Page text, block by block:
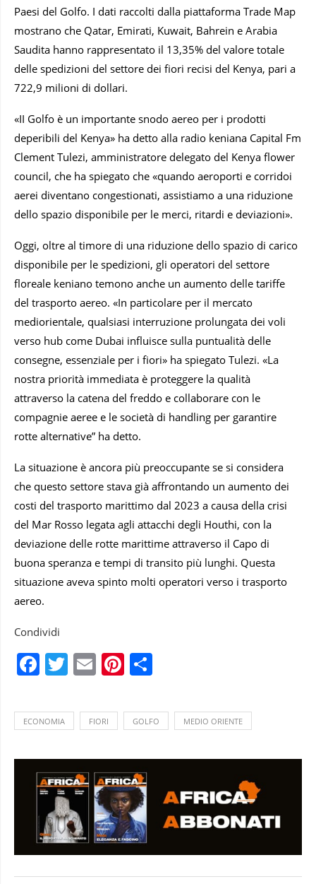
Paesi del Golfo. I dati raccolti dalla piattaforma Trade Map
mostrano che Qatar, Emirati, Kuwait, Bahrein e Arabia
Saudita hanno rappresentato il 13,35% del valore totale
delle spedizioni del settore dei fiori recisi del Kenya, pari a
722,9 milioni di dollari.
«II Golfo è un importante snodo aereo per i prodotti
deperibili del Kenya» ha detto alla radio keniana Capital Fm
Clement Tulezi, amministratore delegato del Kenya flower
council, che ha spiegato che «quando aeroporti e corridoi
aerei diventano congestionati, assistiamo a una riduzione
dello spazio disponibile per le merci, ritardi e deviazioni».
Oggi, oltre al timore di una riduzione dello spazio di carico
disponibile per le spedizioni, gli operatori del settore
floreale keniano temono anche un aumento delle tariffe
del trasporto aereo. «In particolare per il mercato
mediorientale, qualsiasi interruzione prolungata dei voli
verso hub come Dubai influisce sulla puntualità delle
consegne, essenziale per i fiori» ha spiegato Tulezi. «La
nostra priorità immediata è proteggere la qualità
attraverso la catena del freddo e collaborare con le
compagnie aeree e le società di handling per garantire
rotte alternative” ha detto.
La situazione è ancora più preoccupante se si considera
che questo settore stava già affrontando un aumento dei
costi del trasporto marittimo dal 2023 a causa della crisi
del Mar Rosso legata agli attacchi degli Houthi, con la
deviazione delle rotte marittime attraverso il Capo di
buona speranza e tempi di transito più lunghi. Questa
situazione aveva spinto molti operatori verso i trasporto
aereo.
Condividi
Facebook
Twitter
EmailPinterest
ECONOMIA FIORI GOLFO MEDIO ORIENTE